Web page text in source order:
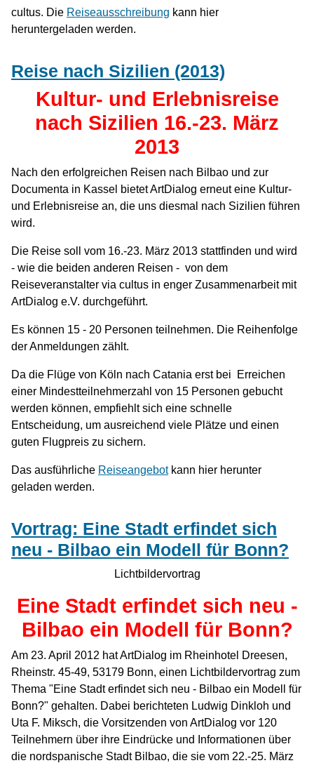
cultus. Die Reiseausschreibung kann hier
heruntergeladen werden.
Reise nach Sizilien (2013)
Kultur- und Erlebnisreise
nach Sizilien 16.-23. März
2013
Nach den erfolgreichen Reisen nach Bilbao und zur
Documenta in Kassel bietet ArtDialog erneut eine Kultur-
und Erlebnisreise an, die uns diesmal nach Sizilien führen
wird.
Die Reise soll vom 16.-23. März 2013 stattfinden und wird
- wie die beiden anderen Reisen - von dem
Reiseveranstalter via cultus in enger Zusammenarbeit mit
ArtDialog e.V. durchgeführt.
Es können 15 - 20 Personen teilnehmen. Die Reihenfolge
der Anmeldungen zählt.
Da die Flüge von Köln nach Catania erst bei Erreichen
einer Mindestteilnehmerzahl von 15 Personen gebucht
werden können, empfiehlt sich eine schnelle
Entscheidung, um ausreichend viele Plätze und einen
guten Flugpreis zu sichern.
Das ausführliche Reiseangebotkann hier herunter
geladen werden.
Vortrag: Eine Stadt erfindet sich
neu - Bilbao ein Modell für Bonn?
Lichtbildervortrag
Eine Stadt erfindet sich neu -
Bilbao ein Modell für Bonn?
Am 23. April 2012 hat ArtDialog im Rheinhotel Dreesen,
Rheinstr. 45-49, 53179 Bonn, einen Lichtbildervortrag zum
Thema "Eine Stadt erfindet sich neu - Bilbao ein Modell für
Bonn?" gehalten. Dabei berichteten Ludwig Dinkloh und
Uta F. Miksch, die Vorsitzenden von ArtDialog vor 120
Teilnehmern über ihre Eindrücke und Informationen über
die nordspanische Stadt Bilbao, die sie vom 22.-25. März